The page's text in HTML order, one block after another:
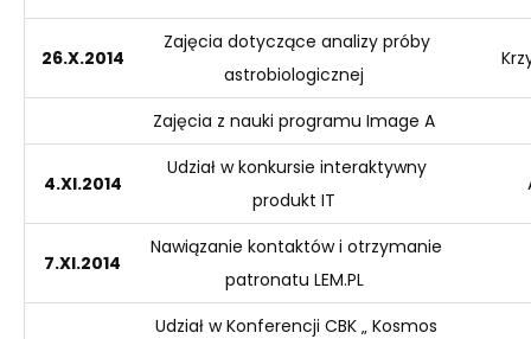
26.X.2014
Zajęcia dotyczące analizy próby
astrobiologicznej
Zajęcia z nauki programu Image A
4.XI.2014
Udział w konkursie interaktywny
produkt IT
7.XI.2014
Nawiązanie kontaktów i otrzymanie
patronatu LEM.PL
Udział w Konferencji CBK „ Kosmos